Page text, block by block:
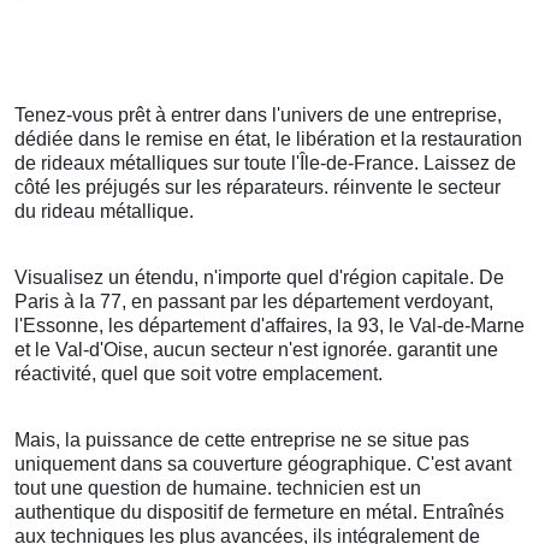
Tenez-vous prêt à entrer dans l'univers de une entreprise,
dédiée dans le remise en état, le libération et la restauration
de rideaux métalliques sur toute l'Île-de-France. Laissez de
côté les préjugés sur les réparateurs. réinvente le secteur
du rideau métallique.
Visualisez un étendu, n'importe quel d'région capitale. De
Paris à la 77, en passant par les département verdoyant,
l'Essonne, les département d'affaires, la 93, le Val-de-Marne
et le Val-d'Oise, aucun secteur n'est ignorée. garantit une
réactivité, quel que soit votre emplacement.
Mais, la puissance de cette entreprise ne se situe pas
uniquement dans sa couverture géographique. C'est avant
tout une question de humaine. technicien est un
authentique du dispositif de fermeture en métal. Entraînés
aux techniques les plus avancées, ils intégralement de